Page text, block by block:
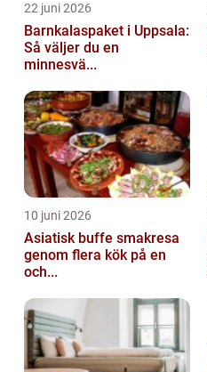
22 juni 2026
Barnkalaspaket i Uppsala:
Så väljer du en
minnesvä...
10 juni 2026
Asiatisk buffe smakresa
genom flera kök på en
och...